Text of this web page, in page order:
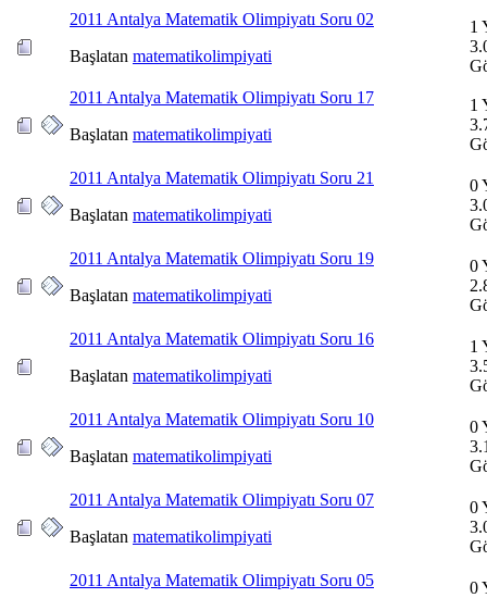
2011 Antalya Matematik Olimpiyatı Soru 02
Başlatan matematikolimpiyati
1
2011 Antalya Matematik Olimpiyatı Soru 17
Başlatan matematikolimpiyati
1
2011 Antalya Matematik Olimpiyatı Soru 21
Başlatan matematikolimpiyati
0
2011 Antalya Matematik Olimpiyatı Soru 19
Başlatan matematikolimpiyati
0
2011 Antalya Matematik Olimpiyatı Soru 16
Başlatan matematikolimpiyati
1
2011 Antalya Matematik Olimpiyatı Soru 10
Başlatan matematikolimpiyati
0
2011 Antalya Matematik Olimpiyatı Soru 07
Başlatan matematikolimpiyati
0
2011 Antalya Matematik Olimpiyatı Soru 05
0